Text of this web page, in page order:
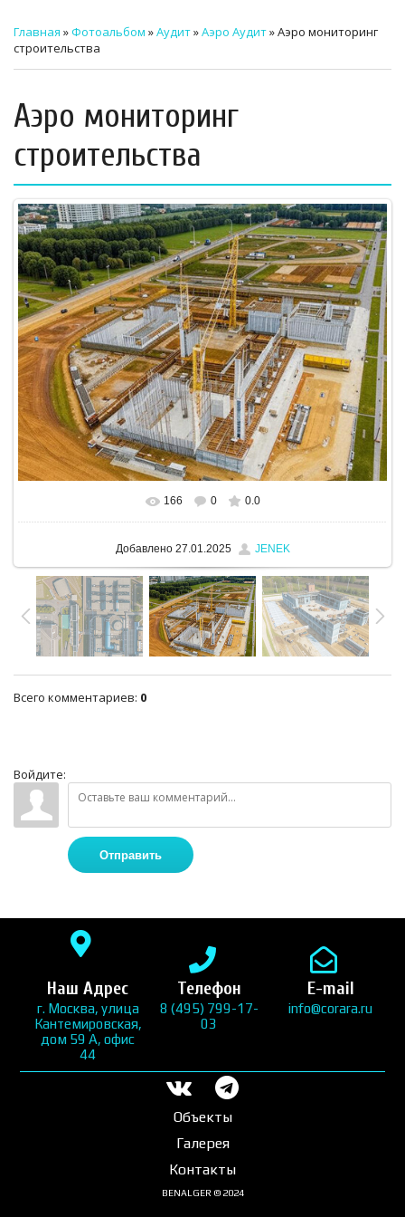
ЭКСПЛУАТАЦИЯ
О НАС
ПРЕССА
РЕЕСТРЫ
Главная »Фотоальбом »Аудит»Аэро Аудит» Аэро мониторинг
строительства
Аэро мониторинг
строительства
В реальном размере 1280x960
166 0 0.0
Добавлено27.01.2025 JENEK
Всего комментариев: 0
Войдите:
Отправить
Наш Адрес
г. Москва, улица
Кантемировская,
дом 59 А, офис
44
Телефон
8 (495) 799-17-
03
E-mail
info@corara.ru
Объекты
Галерея
Контакты
BENALGER © 2024